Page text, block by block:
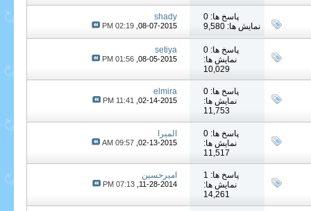
پاسخ ها: 0
نمایش ها: 9,580
shady
08-07-2015,
02:19 PM
پاسخ ها: 0
نمایش ها:
10,029
setiya
08-05-2015,
01:56 PM
پاسخ ها: 0
نمایش ها:
11,753
elmira
02-14-2015,
11:41 PM
پاسخ ها: 0
نمایش ها:
11,517
الميرا
02-13-2015,
09:57 AM
پاسخ ها: 1
نمایش ها:
14,261
امیرحسین
11-28-2014,
07:13 PM